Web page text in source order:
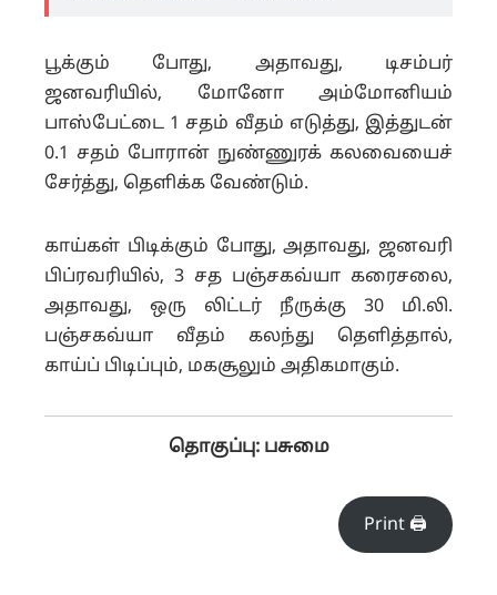
பூக்கும் போது, அதாவது, டிசம்பர்
ஜனவரியில், மோனோ அம்மோனியம்
பாஸ்பேட்டை 1 சதம் வீதம் எடுத்து, இத்துடன்
0.1 சதம் போரான் நுண்ணுரக் கலவையைச்
சேர்த்து, தெளிக்க வேண்டும்.
காய்கள் பிடிக்கும் போது, அதாவது, ஜனவரி
பிப்ரவரியில், 3 சத பஞ்சகவ்யா கரைசலை,
அதாவது, ஒரு லிட்டர் நீருக்கு 30 மி.லி.
பஞ்சகவ்யா வீதம் கலந்து தெளித்தால்,
காய்ப் பிடிப்பும், மகசூலும் அதிகமாகும்.
தொகுப்பு: பசுமை
Print 🖨